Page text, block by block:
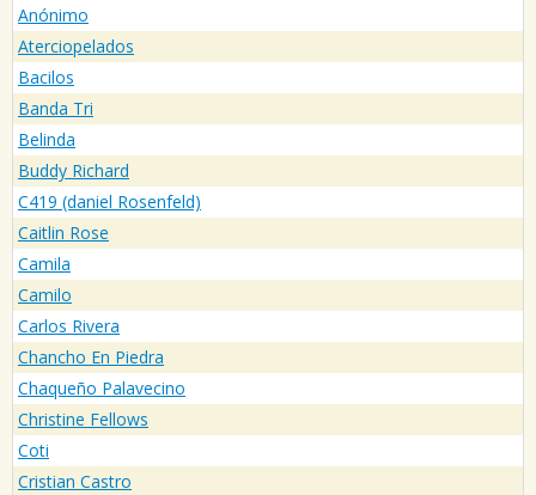
Anónimo
Aterciopelados
Bacilos
Banda Tri
Belinda
Buddy Richard
C419 (daniel Rosenfeld)
Caitlin Rose
Camila
Camilo
Carlos Rivera
Chancho En Piedra
Chaqueño Palavecino
Christine Fellows
Coti
Cristian Castro